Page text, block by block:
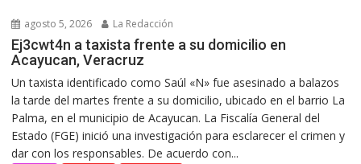
agosto 5, 2026 La Redacción
Ej3cwt4n a taxista frente a su domicilio en
Acayucan, Veracruz
Un taxista identificado como Saúl «N» fue asesinado a balazos
la tarde del martes frente a su domicilio, ubicado en el barrio La
Palma, en el municipio de Acayucan. La Fiscalía General del
Estado (FGE) inició una investigación para esclarecer el crimen y
dar con los responsables. De acuerdo con...